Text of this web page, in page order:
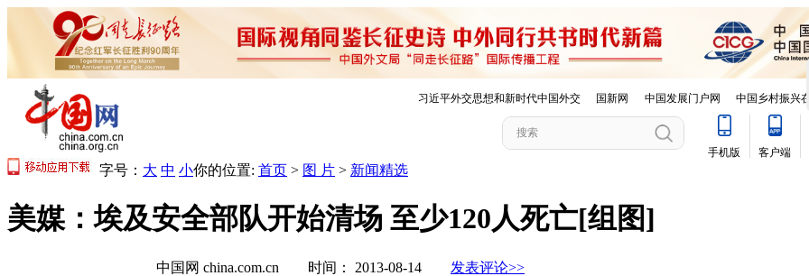
字号： 大 中 小你的位置: 首页 > 图 片 > 新闻精选
美媒：埃及安全部队开始清场 至少120人死亡[组图]
中国网 china.com.cn 时间： 2013-08-14 发表评论>>